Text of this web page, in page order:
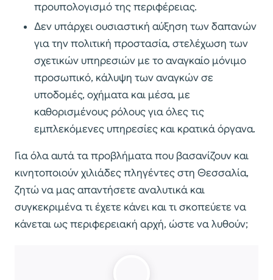
προυπολογισμό της περιφέρειας.
Δεν υπάρχει ουσιαστική αύξηση των δαπανών
για την πολιτική προστασία, στελέχωση των
σχετικών υπηρεσιών με το αναγκαίο μόνιμο
προσωπικό, κάλυψη των αναγκών σε
υποδομές, οχήματα και μέσα, με
καθορισμένους ρόλους για όλες τις
εμπλεκόμενες υπηρεσίες και κρατικά όργανα.
Για όλα αυτά τα προβλήματα που βασανίζουν και
κινητοποιούν χιλιάδες πληγέντες στη Θεσσαλία,
ζητώ να μας απαντήσετε αναλυτικά και
συγκεκριμένα τι έχετε κάνει και τι σκοπεύετε να
κάνεται ως περιφερειακή αρχή, ώστε να λυθούν;